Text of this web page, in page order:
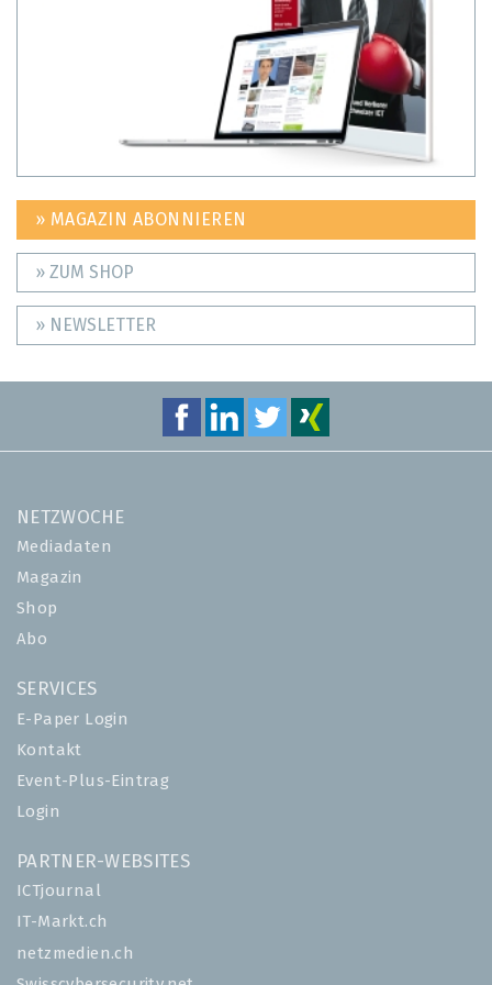
» MAGAZIN ABONNIEREN
» ZUM SHOP
» NEWSLETTER
NETZWOCHE
Mediadaten
Magazin
Shop
Abo
SERVICES
E-Paper Login
Kontakt
Event-Plus-Eintrag
Login
PARTNER-WEBSITES
ICTjournal
IT-Markt.ch
netzmedien.ch